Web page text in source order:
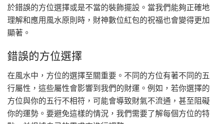
於錯誤的方位選擇或是不當的裝飾擺設。當我們能夠正確地
理解和應用風水原則時，財神數位紅包的祝福也會變得更加
顯著。
錯誤的方位選擇
在風水中，方位的選擇至關重要。不同的方位有著不同的五
行屬性，這些屬性會影響到我們的財運。例如，若你選擇的
方位與你的五行不相符，可能會導致財氣不流通，甚至阻礙
你的運勢。要避免這樣的情況，我們需要了解每個方位的特